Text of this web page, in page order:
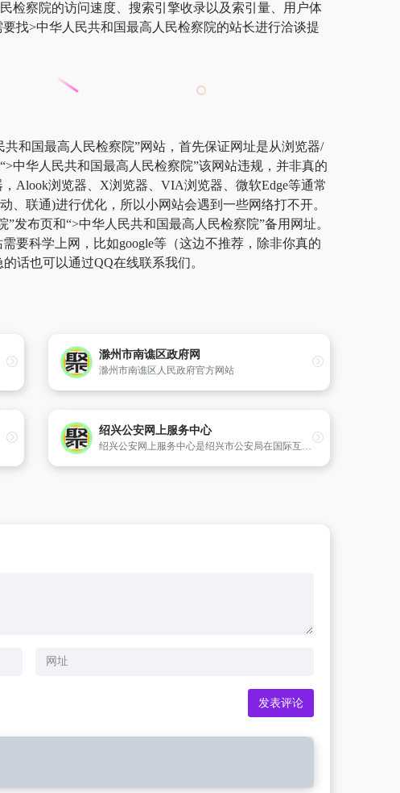
检察院的访问速度、搜索引擎收录以及索引量、用户体
找>中华人民共和国最高人民检察院的站长进行洽谈提
和国最高人民检察院”网站，首先保证网址是从浏览器/
中华人民共和国最高人民检察院”该网站违规，并非真的
Alook浏览器、X浏览器、VIA浏览器、微软Edge等通常
联通)进行优化，所以小网站会遇到一些网络打不开。
发布页和“>中华人民共和国最高人民检察院”备用网址。
要科学上网，比如google等（这边不推荐，除非你真的
话也可以通过QQ在线联系我们。
滁州市南谯区政府网
滁州市南谯区人民政府官方网站
绍兴公安网上服务中心
绍兴公安网上服务中心是绍兴市公安局在国际互联网上建立的便民服务政府网站,是为市民提供便捷高效网上公安服务的窗口,其中涉及到的网上户政服务专栏,居民身份证特殊服务,居民身份证领证绿色通道,居民身份证照片信息更正,寻亲访友,专业运输单位、社区平台,学车报名服务平台,购车咨询平台,刑事案件查询等